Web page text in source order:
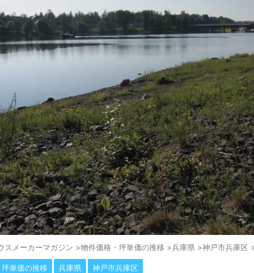
スメーカーマガジン >物件価格・坪単価の推移 >兵庫県 >神戸市兵庫区
単価の推移 兵庫県 神戸市兵庫区